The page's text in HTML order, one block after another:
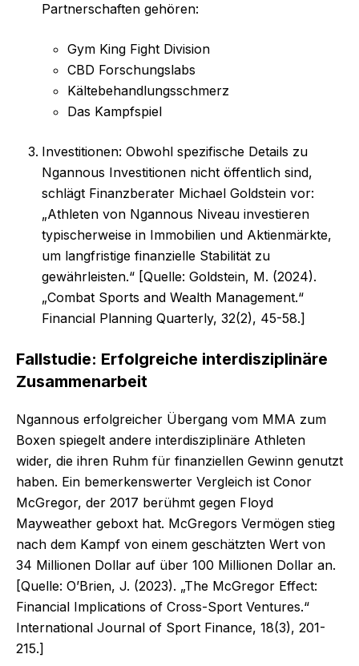
Partnerschaften gehören:
Gym King Fight Division
CBD Forschungslabs
Kältebehandlungsschmerz
Das Kampfspiel
Investitionen: Obwohl spezifische Details zu
Ngannous Investitionen nicht öffentlich sind,
schlägt Finanzberater Michael Goldstein vor:
„Athleten von Ngannous Niveau investieren
typischerweise in Immobilien und Aktienmärkte,
um langfristige finanzielle Stabilität zu
gewährleisten.“ [Quelle: Goldstein, M. (2024).
„Combat Sports and Wealth Management.“
Financial Planning Quarterly, 32(2), 45-58.]
Fallstudie: Erfolgreiche interdisziplinäre
Zusammenarbeit
Ngannous erfolgreicher Übergang vom MMA zum
Boxen spiegelt andere interdisziplinäre Athleten
wider, die ihren Ruhm für finanziellen Gewinn genutzt
haben. Ein bemerkenswerter Vergleich ist Conor
McGregor, der 2017 berühmt gegen Floyd
Mayweather geboxt hat. McGregors Vermögen stieg
nach dem Kampf von einem geschätzten Wert von
34 Millionen Dollar auf über 100 Millionen Dollar an.
[Quelle: O’Brien, J. (2023). „The McGregor Effect:
Financial Implications of Cross-Sport Ventures.“
International Journal of Sport Finance, 18(3), 201-
215.]